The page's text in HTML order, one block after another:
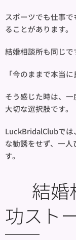
スポーツでも仕事
ることがあります。
結婚相談所も同じで
「今のままで本当に
そう感じた時は、
大切な選択肢です。
LuckBridalClubでは
な勧誘をせず、一
す。
🌸 結
功スト